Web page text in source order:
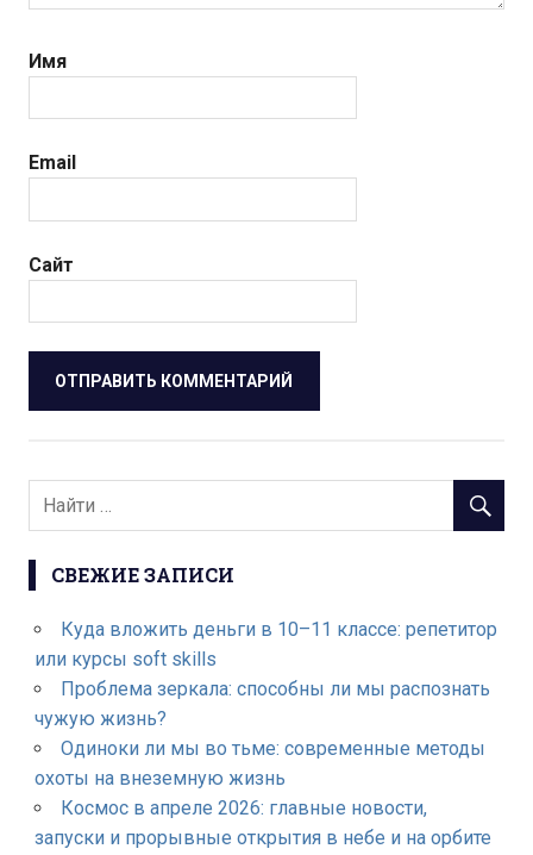
Имя
Email
Сайт
СВЕЖИЕ ЗАПИСИ
Куда вложить деньги в 10–11 классе: репетитор
или курсы soft skills
Проблема зеркала: способны ли мы распознать
чужую жизнь?
Одиноки ли мы во тьме: современные методы
охоты на внеземную жизнь
Космос в апреле 2026: главные новости,
запуски и прорывные открытия в небе и на орбите